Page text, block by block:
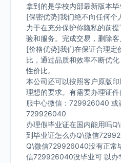
拿到的是学校内部最新版本毕
[保密优势]我们绝不向任何个
力于在充分保护你隐私的前
验和服务。完成交易，删除
[价格优势]我们在保证合理定
比，通过品质和效率不断优
性价比。
本公司还可以按照客户原版
理想的要求。有需要办理证
服中心微信：729926040 或
729926040
办理假毕业证在国内能用吗
到毕业证怎么办Q\微信
Q\微信729926040没有正常
信729926040没毕业可 以办